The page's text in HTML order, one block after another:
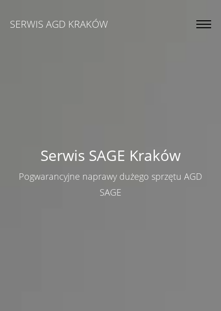
SERWIS AGD KRAKÓW
Serwis SAGE Kraków
Pogwarancyjne naprawy dużego sprzętu AGD
SAGE